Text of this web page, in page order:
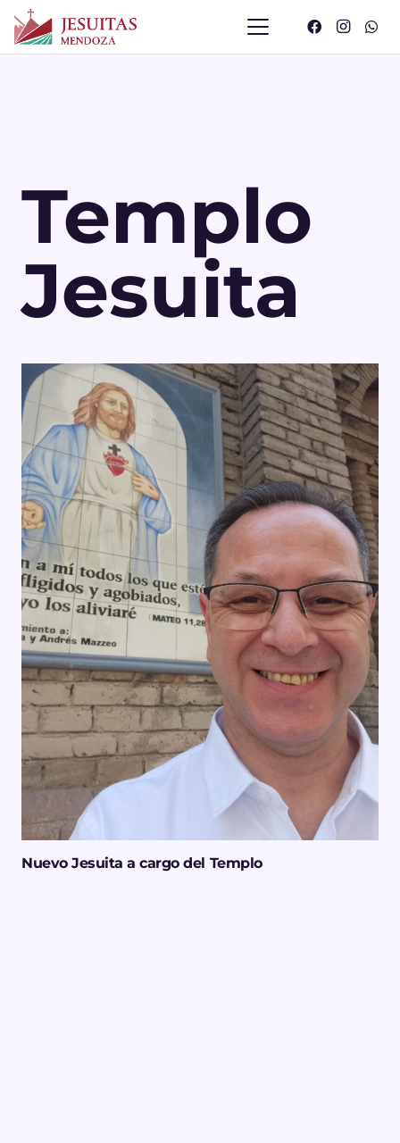
Templo
Jesuita
Nuevo Jesuita a cargo del Templo